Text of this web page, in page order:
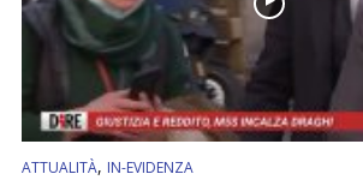
ATTUALITÀ, IN-EVIDENZA